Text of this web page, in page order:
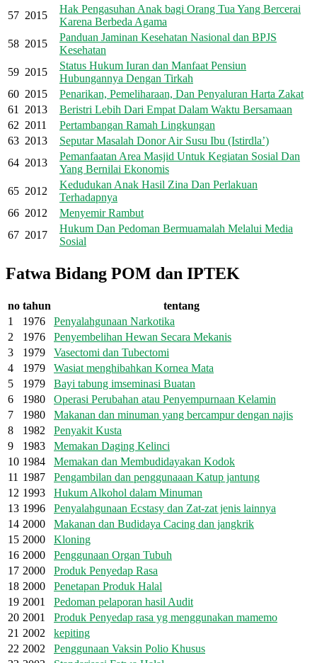
57 2015
Hak Pengasuhan Anak bagi Orang Tua Yang Bercerai
Karena Berbeda Agama
58 2015
Panduan Jaminan Kesehatan Nasional dan BPJS
Kesehatan
59 2015
Status Hukum Iuran dan Manfaat Pensiun
Hubungannya Dengan Tirkah
60 2015
Penarikan, Pemeliharaan, Dan Penyaluran Harta Zakat
61
2013
Beristri Lebih Dari Empat Dalam Waktu Bersamaan
62 2011
Pertambangan Ramah Lingkungan
63 2013
Seputar Masalah Donor Air Susu Ibu (Istirdla’)
64 2013
Pemanfaatan Area Masjid Untuk Kegiatan Sosial Dan
Yang Bernilai Ekonomis
65 2012
Kedudukan Anak Hasil Zina Dan Perlakuan
Terhadapnya
66 2012
Menyemir Rambut
67 2017
Hukum Dan Pedoman Bermuamalah Melalui Media
Sosial
Fatwa Bidang POM dan IPTEK
no tahun
tentang
1
1976
Penyalahgunaan Narkotika
2
1976
Penyembelihan Hewan Secara Mekanis
3
1979
Vasectomi dan Tubectomi
4
1979
Wasiat menghibahkan Kornea Mata
5
1979
Bayi tabung imseminasi Buatan
6
1980
Operasi Perubahan atau Penyempurnaan Kelamin
7
1980
Makanan dan minuman yang bercampur dengan najis
8
1982
Penyakit Kusta
9
1983
Memakan Daging Kelinci
10 1984
Memakan dan Membudidayakan Kodok
11 1987
Pengambilan dan penggunaaan Katup jantung
12 1993
Hukum Alkohol dalam Minuman
13 1996
Penyalahgunaan Ecstasy dan Zat-zat jenis lainnya
14 2000
Makanan dan Budidaya Cacing dan jangkrik
15 2000
Kloning
16 2000
Penggunaan Organ Tubuh
17 2000
Produk Penyedap Rasa
18 2000
Penetapan Produk Halal
19 2001
Pedoman pelaporan hasil Audit
20 2001
Produk Penyedap rasa yg menggunakan mamemo
21 2002
kepiting
22 2002
Penggunaan Vaksin Polio Khusus